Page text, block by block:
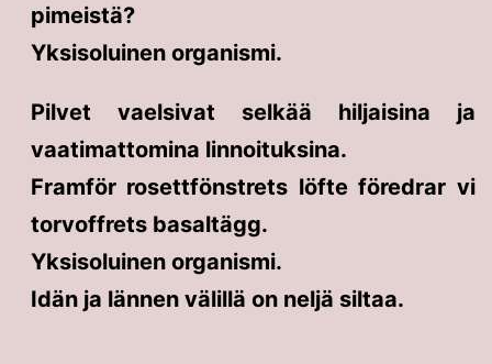
pimeistä?
Yksisoluinen organismi.
Pilvet vaelsivat selkää hiljaisina ja
vaatimattomina linnoituksina.
Framför rosettfönstrets löfte föredrar vi
torvoffrets basaltägg.
Yksisoluinen organismi.
Idän ja lännen välillä on neljä siltaa.